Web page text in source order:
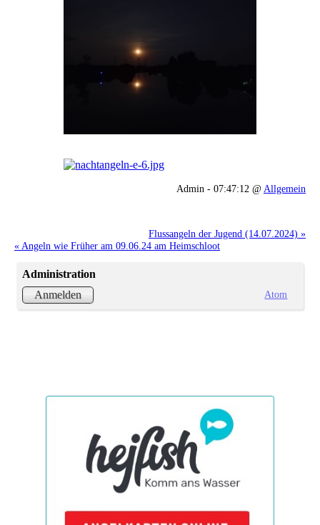
Admin - 07:47:12 @ Allgemein
Flussangeln der Jugend (14.07.2024) »
« Angeln wie Früher am 09.06.24 am Heimschloot
Administration
Anmelden
Atom